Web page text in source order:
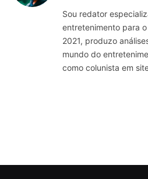
Sou redator
entretenimento para
2021, produzo
mundo do
como colunista em